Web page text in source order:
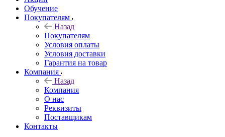
Обучение
Покупателям
Назад
Покупателям
Условия оплаты
Условия доставки
Гарантия на товар
Компания
Назад
Компания
О нас
Реквизиты
Поставщикам
Контакты